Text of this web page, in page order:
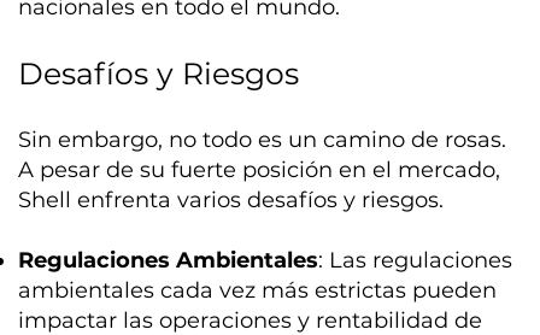
nacionales en todo el mundo.
Desafíos y Riesgos
Sin embargo, no todo es un camino de rosas.
A pesar de su fuerte posición en el mercado,
Shell enfrenta varios desafíos y riesgos.
Regulaciones Ambientales: Las regulaciones
ambientales cada vez más estrictas pueden
impactar las operaciones y rentabilidad de